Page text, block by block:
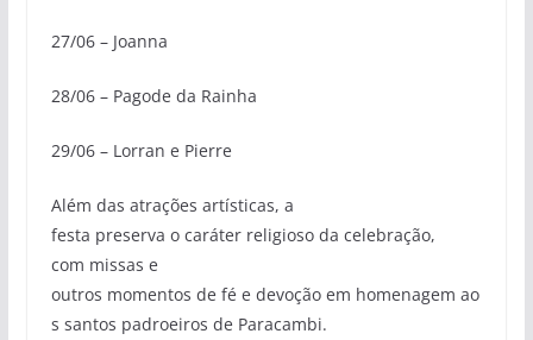
27/06 – Joanna
28/06 – Pagode da Rainha
29/06 – Lorran e Pierre
Além das atrações artísticas, a
festa preserva o caráter religioso da celebração,
com missas e
outros momentos de fé e devoção em homenagem ao
s santos padroeiros de Paracambi.